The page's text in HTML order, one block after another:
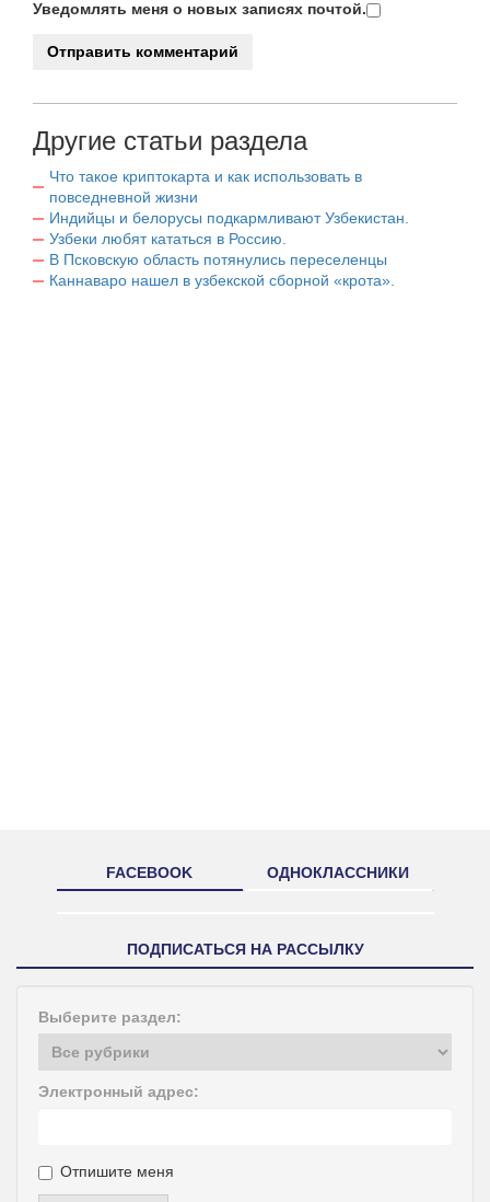
Уведомлять меня о новых записях почтой.
Другие статьи раздела
Что такое криптокарта и как использовать в
повседневной жизни
Индийцы и белорусы подкармливают Узбекистан.
Узбеки любят кататься в Россию.
В Псковскую область потянулись переселенцы
Каннаваро нашел в узбекской сборной «крота».
FACEBOOK ОДНОКЛАССНИКИ
ПОДПИСАТЬСЯ НА РАССЫЛКУ
Выберите раздел:
Электронный адрес:
Отпишите меня